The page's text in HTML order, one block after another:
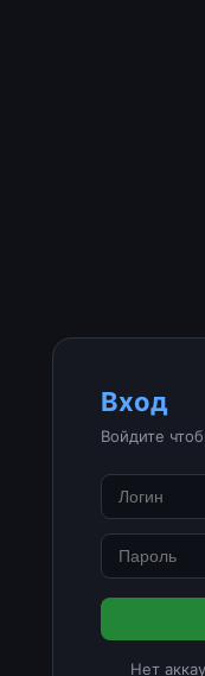
Вход
Войдите
Нет